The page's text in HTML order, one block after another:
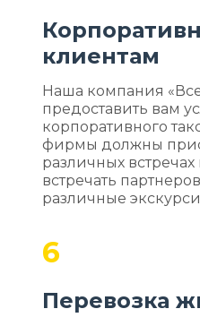
клиентам
Наша компания
предоставить вам
корпоративного
фирмы должны
различных
встречать
различные
6
Перевозка